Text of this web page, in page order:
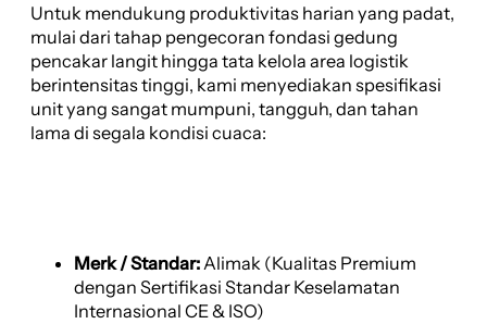
Untuk mendukung produktivitas harian yang padat,
mulai dari tahap pengecoran fondasi gedung
pencakar langit hingga tata kelola area logistik
berintensitas tinggi, kami menyediakan spesifikasi
unit yang sangat mumpuni, tangguh, dan tahan
lama di segala kondisi cuaca:
Merk / Standar:Alimak (Kualitas Premium
dengan Sertifikasi Standar Keselamatan
Internasional CE & ISO)